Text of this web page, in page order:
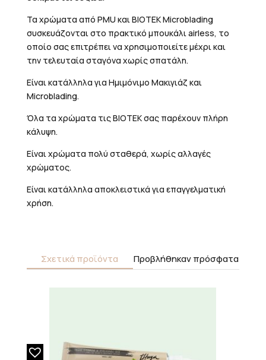
Τα χρώματα από PMU και BIOTEK Μicroblading
συσκευάζονται στο πρακτικό μπουκάλι airless, το
οποίο σας επιτρέπει να χρησιμοποιείτε μέχρι και
την τελευταία σταγόνα χωρίς σπατάλη.
Είναι κατάλληλα για Ημιμόνιμο Μακιγιάζ και
Microblading.
Όλα τα χρώματα τις BIOTEK σας παρέχουν πλήρη
κάλυψη.
Είναι χρώματα πολύ σταθερά, χωρίς αλλαγές
χρώματος.
Είναι κατάλληλα αποκλειστικά για επαγγελματική
χρήση.
Σχετικά προϊόντα Προβλήθηκαν πρόσφατα